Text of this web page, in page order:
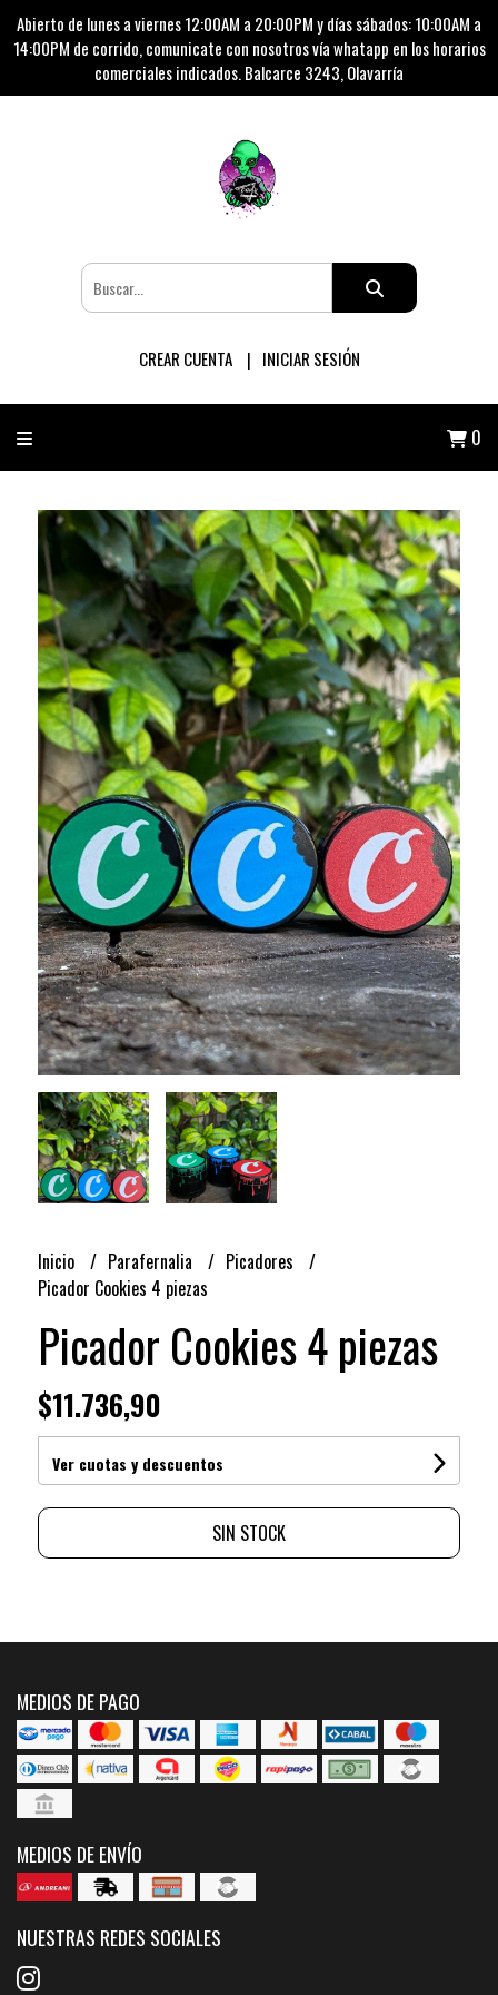
Abierto de lunes a viernes 12:00AM a 20:00PM y días sábados: 10:00AM a
14:00PM de corrido, comunicate con nosotros vía whatapp en los horarios
comerciales indicados. Balcarce 3243, Olavarría
CREAR CUENTA INICIAR SESIÓN
0
Inicio Parafernalia
Picadores
Picador Cookies 4 piezas
Picador Cookies 4 piezas
$11.736,90
Ver cuotas y descuentos
SIN STOCK
MEDIOS DE PAGO
MEDIOS DE ENVÍO
NUESTRAS REDES SOCIALES